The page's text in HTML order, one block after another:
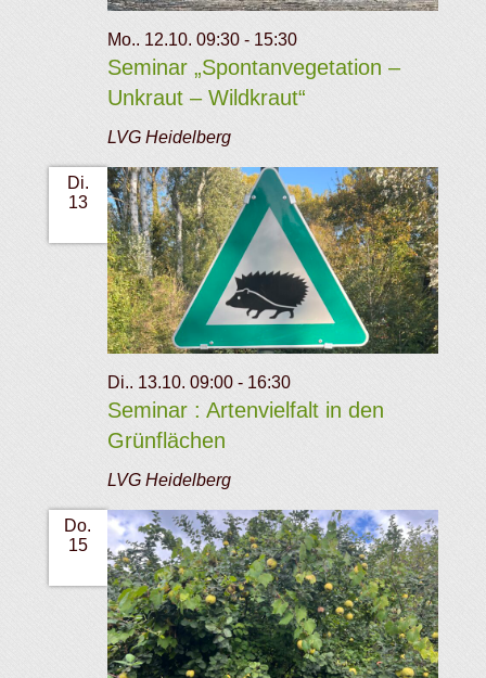
Seminar „Spontanvegetation –
Unkraut – Wildkraut“
Mo.. 12.10. 09:30- 15:30
LVG Heidelberg
Di.
13
Seminar : Artenvielfalt in den
Grünflächen
Di.. 13.10. 09:00- 16:30
LVG Heidelberg
Do.
15